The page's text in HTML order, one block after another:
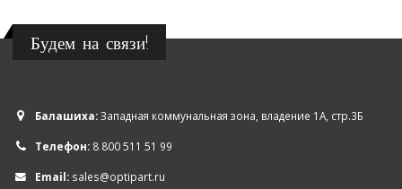
Будем на связи!
Балашиха:Западная коммунальная зона, владение 1А, стр.3Б
Телефон: 8 800 511 51 99
Email: sales@optipart.ru